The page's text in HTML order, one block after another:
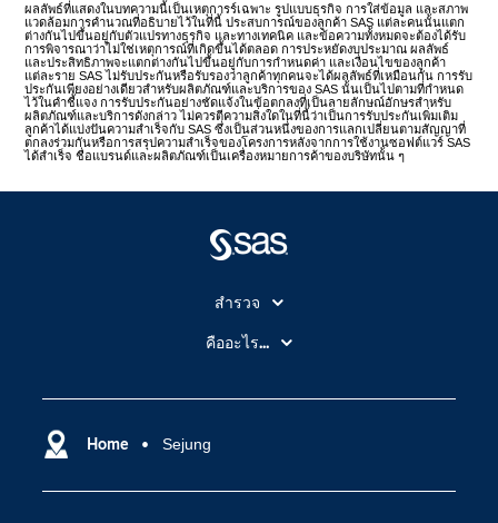
ผลลัพธ์ที่แสดงในบทความนี้เป็นเหตุการร์เฉพาะ รูปแบบธุรกิจ การใส่ข้อมูล และสภาพ
แวดล้อมการคำนวณที่อธิบายไว้ในที่นี้ ประสบการณ์ของลูกค้า SAS แต่ละคนนั้นแตก
ต่างกันไปขึ้นอยู่กับตัวแปรทางธุรกิจ และทางเทคนิค และข้อความทั้งหมดจะต้องได้รับ
การพิจารณาว่าไม่ใช่เหตุการณ์ที่เกิดขึ้นได้ตลอด การประหยัดงบประมาณ ผลลัพธ์
และประสิทธิภาพจะแตกต่างกันไปขึ้นอยู่กับการกำหนดค่า และเงื่อนไขของลูกค้า
แต่ละราย SAS ไม่รับประกันหรือรับรองว่าลูกค้าทุกคนจะได้ผลลัพธ์ที่เหมือนกัน การรับ
ประกันเพียงอย่างเดียวสำหรับผลิตภัณฑ์และบริการของ SAS นั้นเป็นไปตามที่กำหนด
ไว้ในคำชี้แจง การรับประกันอย่างชัดแจ้งในข้อตกลงที่เป็นลายลักษณ์อักษรสำหรับ
ผลิตภัณฑ์และบริการดังกล่าว ไม่ควรตีความสิ่งใดในที่นี้ว่าเป็นการรับประกันเพิ่มเติม
ลูกค้าได้แบ่งปันความสำเร็จกับ SAS ซึ่งเป็นส่วนหนึ่งของการแลกเปลี่ยนตามสัญญาที่
ตกลงร่วมกันหรือการสรุปความสำเร็จของโครงการหลังจากการใช้งานซอฟต์แวร์ SAS
ได้สำเร็จ ชื่อแบรนด์และผลิตภัณฑ์เป็นเครื่องหมายการค้าของบริษัทนั้น ๆ
Home Sejung
สำรวจ
สำหรับนักการศึกษา
SAS ของฉัน
การฝึกฝนและอบรม
คืออะไร...
ปัญญาประดิษฐ์